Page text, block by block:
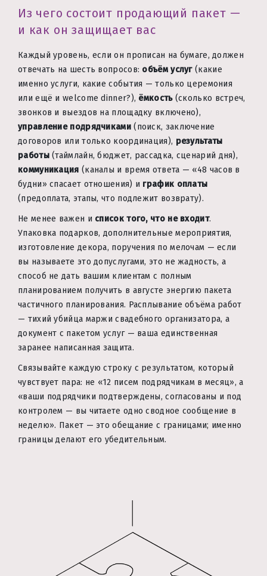
Из чего состоит продающий пакет —
и как он защищает вас
Каждый уровень, если он прописан на бумаге, должен
отвечать на шесть вопросов: объём услуг(какие
именно услуги, какие события — только церемония
или ещё и welcome dinner?), ёмкость(сколько встреч,
звонков и выездов на площадку включено),
управление подрядчиками(поиск, заключение
договоров или только координация), результаты
работы(таймлайн, бюджет, рассадка, сценарий дня),
коммуникация (каналы и время ответа — «48 часов в
будни» спасает отношения) и график оплаты
(предоплата, этапы, что подлежит возврату).
Не менее важен и список того, что не входит.
Упаковка подарков, дополнительные мероприятия,
изготовление декора, поручения по мелочам — если
вы называете это допуслугами, это не жадность, а
способ не дать вашим клиентам с полным
планированием получить в августе энергию пакета
частичного планирования. Расплывание объёма работ
— тихий убийца маржи свадебного организатора, а
документ с пакетом услуг — ваша единственная
заранее написанная защита.
Связывайте каждую строку с результатом, который
чувствует пара: не «12 писем подрядчикам в месяц», а
«ваши подрядчики подтверждены, согласованы и под
контролем — вы читаете одно сводное сообщение в
неделю». Пакет — это обещание с границами; именно
границы делают его убедительным.